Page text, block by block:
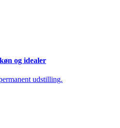
og idealer
udstilling.